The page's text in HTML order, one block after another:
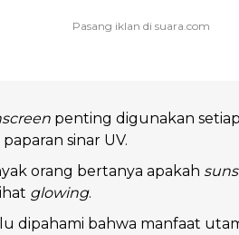
penting digunakan
sinar UV.
orang bertanya apakah
glowing.
dipahami bahwa manfaat